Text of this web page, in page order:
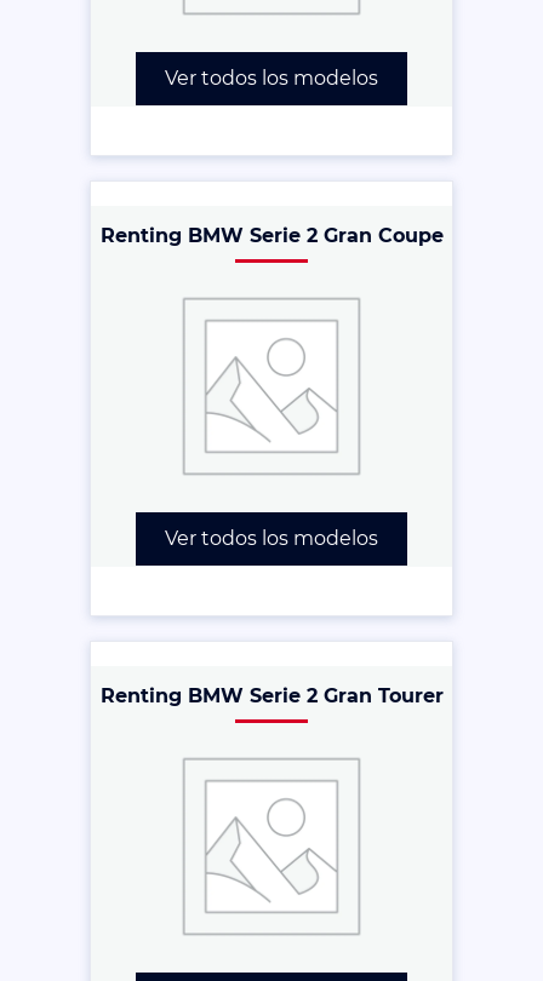
Ver todos los modelos
Renting BMW Serie 2 Gran Coupe
Ver todos los modelos
Renting BMW Serie 2 Gran Tourer